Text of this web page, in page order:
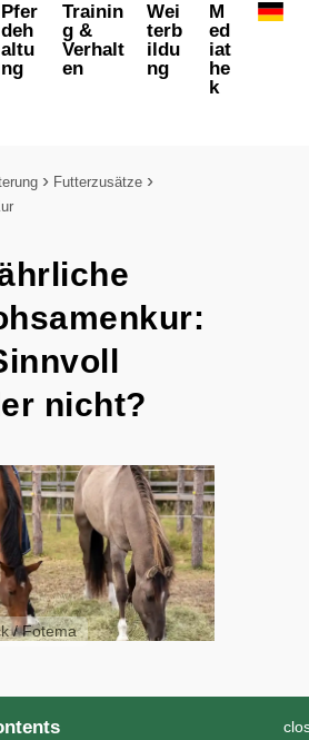
Pfer
deh
altu
ng
Trainin
g &
Verhalt
en
Wei
terb
ildu
ng
M
ed
iat
he
k
Futterzusätze
nicht?
/ Fotema